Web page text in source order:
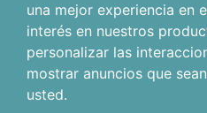
una mejor experiencia en
interés en nuestros
personalizar las
mostrar anuncios que
usted.